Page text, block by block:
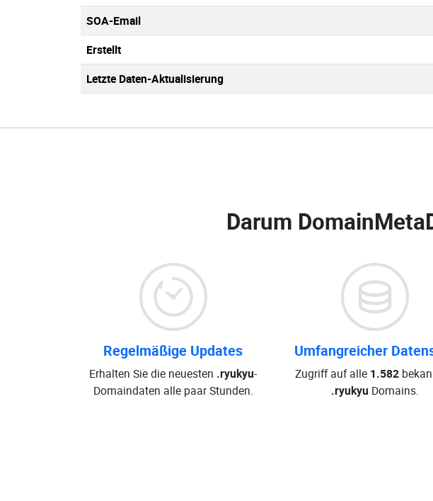
SOA-Email
Erstellt
Letzte Daten-Aktualisierung
Darum
Regelmäßige Updates
Erhalten Sie die neuesten .ryukyu-
Domaindaten alle paar Stunden.
Umfangreicher
Zugriff auf alle 1.582
.ryukyu Domains.